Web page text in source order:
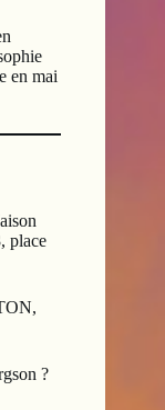
en mai
place
?